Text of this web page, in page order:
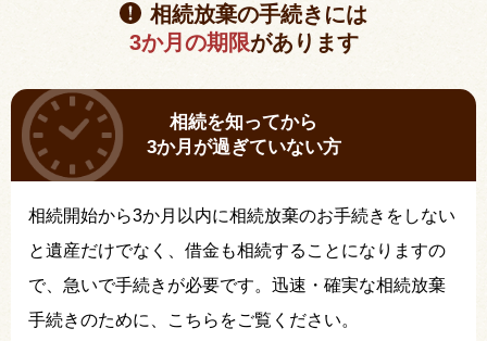
相続放棄の手続きには
3か月の期限があります
相続を知ってから
3か月が過ぎていない方
相続開始から3か月以内に相続放棄のお手続きをしない
と遺産だけでなく、借金も相続することになりますの
で、急いで手続きが必要です。迅速・確実な相続放棄
手続きのために、こちらをご覧ください。